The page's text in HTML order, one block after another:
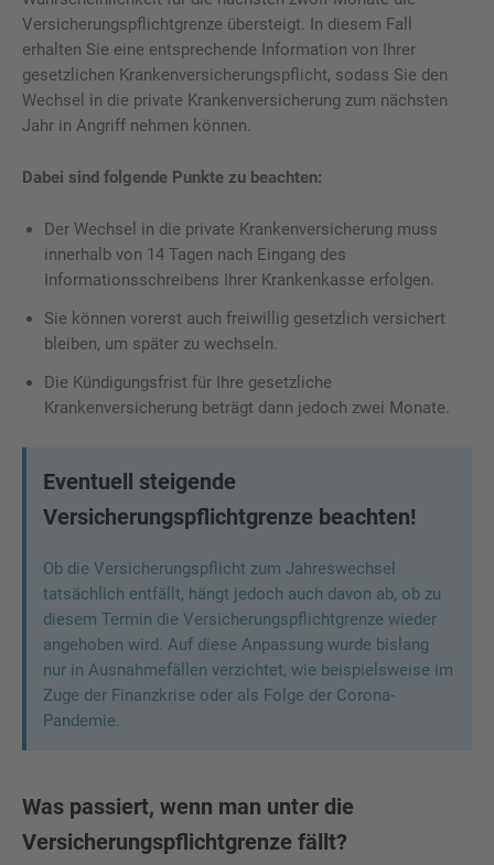
Versicherungspflichtgrenze übersteigt. In diesem Fall
erhalten Sie eine entsprechende Information von Ihrer
gesetzlichen Krankenversicherungspflicht, sodass Sie den
Wechsel in die private Krankenversicherung zum nächsten
Jahr in Angriff nehmen können.
Dabei sind folgende Punkte zu beachten:
Der Wechsel in die private Krankenversicherung muss
innerhalb von 14 Tagen nach Eingang des
Informationsschreibens Ihrer Krankenkasse erfolgen.
Sie können vorerst auch freiwillig gesetzlich versichert
bleiben, um später zu wechseln.
Die Kündigungsfrist für Ihre gesetzliche
Krankenversicherung beträgt dann jedoch zwei Monate.
Eventuell steigende
Versicherungspflichtgrenze beachten!
Ob die Versicherungspflicht zum Jahreswechsel
tatsächlich entfällt, hängt jedoch auch davon ab, ob zu
diesem Termin die Versicherungspflichtgrenze wieder
angehoben wird. Auf diese Anpassung wurde bislang
nur in Ausnahmefällen verzichtet, wie beispielsweise im
Zuge der Finanzkrise oder als Folge der Corona-
Pandemie.
Was passiert, wenn man unter die
Versicherungspflichtgrenze fällt?